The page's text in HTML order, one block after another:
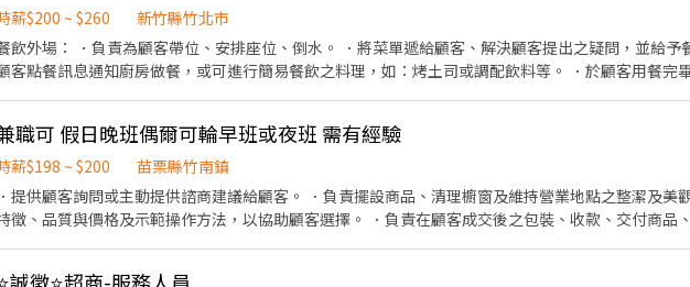
薪$200 ~ $260
新竹縣竹北市
飲外場： ．負責為顧客帶位、安排座位、倒水。 ．將菜單遞給顧客、解決顧客提出之疑問，並給予
客點餐訊息通知廚房做餐，或可進行簡易餐飲之料理，如：烤土司或調配飲料等。 ．於顧客用餐完
量。 ．負責擺盤、打包外帶服務。
職可 假日晚班偶爾可輪早班或夜班 需有經驗
薪$198 ~ $200
苗栗縣竹南鎮
．提供顧客詢問或主動提供諮商建議給顧客。 ．負責擺設商品、清理櫥窗及維持營業地點之整潔及美
徵、品質與價格及示範操作方法，以協助顧客選擇。 ．負責在顧客成交後之包裝、收款、交付商品